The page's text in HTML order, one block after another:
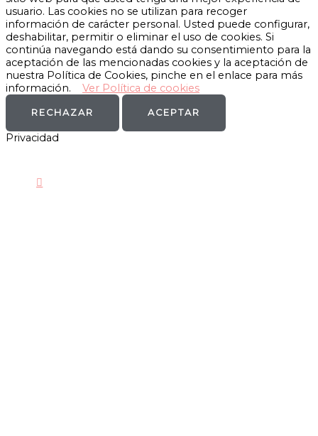
usuario. Las cookies no se utilizan para recoger
información de carácter personal. Usted puede configurar,
deshabilitar, permitir o eliminar el uso de cookies. Si
continúa navegando está dando su consentimiento para la
aceptación de las mencionadas cookies y la aceptación de
nuestra Política de Cookies, pinche en el enlace para más
información. Ver Política de cookies
RECHAZAR ACEPTAR
Privacidad